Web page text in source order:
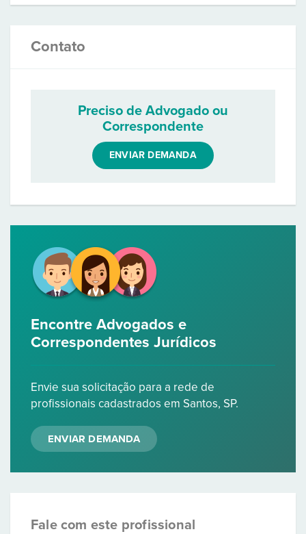
Contato
Preciso de Advogado ou
Correspondente
ENVIAR DEMANDA
Encontre Advogados e
Correspondentes Jurídicos
Envie sua solicitação para a rede de
profissionais cadastrados em Santos, SP.
ENVIAR DEMANDA
Fale com este profissional